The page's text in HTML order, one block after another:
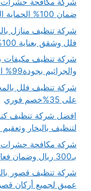
ضمان 100% الحماية الكاملة لمنزلك
فلل وشقق بعناية 100% تواصل بنا الان
والجراثيم بجودة99% اتصل بنا الان
على 35%خصم فوري
لتنظيف بالبخار
شركة مكافحة حشرات
بـ300 ريال وضمان فعالية 100%..اتصل بنا
عميق لجميع أركان